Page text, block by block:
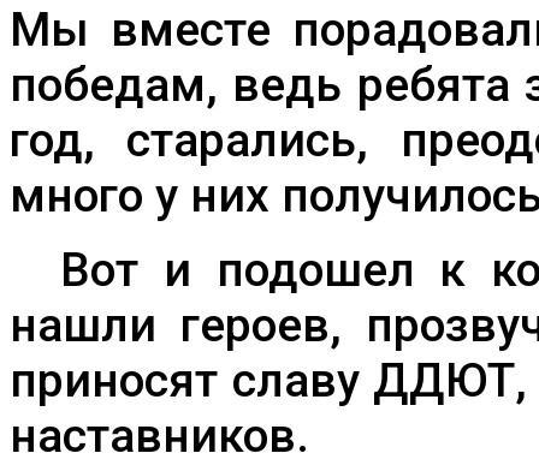
Мы вместе
победам, ведь
год, старались,
много у них
Вот и подошел к
нашли героев,
приносят славу ДДЮТ,
наставников.